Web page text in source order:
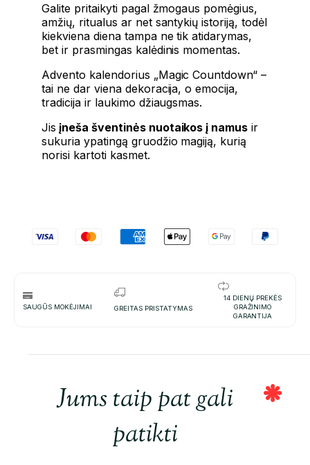
Galite pritaikyti pagal žmogaus pomėgius,
amžių, ritualus ar net santykių istoriją, todėl
kiekviena diena tampa ne tik atidarymas,
bet ir prasmingas kalėdinis momentas.
Advento kalendorius „Magic Countdown“ –
tai ne dar viena dekoracija, o emocija,
tradicija ir laukimo džiaugsmas.
Jis įneša šventinės nuotaikos į namus ir
sukuria ypatingą gruodžio magiją, kurią
norisi kartoti kasmet.
SAUGŪS MOKĖJIMAI GREITAS PRISTATYMAS
14 DIENŲ PREKĖS
GRAŽINIMO
GARANTIJA
Jums taip pat gali
patikti